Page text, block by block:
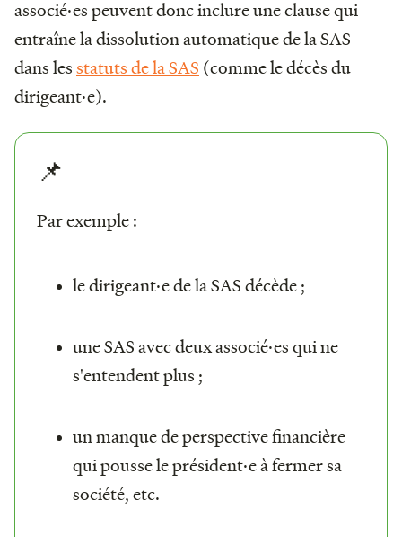
associé·es peuvent donc inclure une clause qui
entraîne la dissolution automatique de la SAS
dans lesstatuts de la SAS (comme le décès du
dirigeant·e).
📌
Par exemple :
le dirigeant·e de la SAS décède ;
une SAS avec deux associé·es qui ne
s'entendent plus ;
un manque de perspective financière
qui pousse le président·e à fermer sa
société, etc.